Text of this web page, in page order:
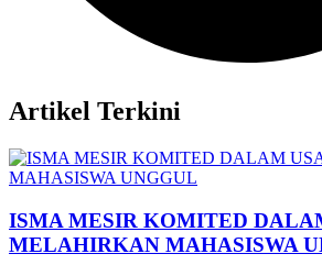
Artikel Terkini
ISMA MESIR KOMITED
MELAHIRKAN MAHASISWA